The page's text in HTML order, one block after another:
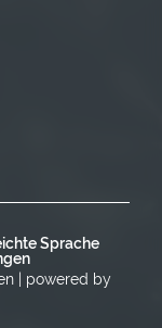
Sprache
| powered by